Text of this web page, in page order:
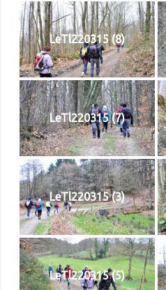
LeTl220315 (8)
LeTl220315 (7)
LeTl220315 (3)
LeTl220315 (5)